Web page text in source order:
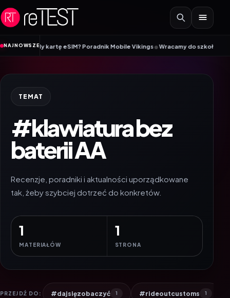
Przejdź do treści
NAJNOWSZE
kartę eSIM? Poradnik Mobile Vikings•Wracamy do szkoły z iiyama –
TEMAT
#klawiatura bez
baterii AA
Recenzje, poradniki i aktualności uporządkowane
tak, żeby szybciej dotrzeć do konkretów.
1
MATERIAŁÓW
1
STRONA
PRZEJDŹ DO: #dajsięzobaczyć 1 #rideoutcustoms 1